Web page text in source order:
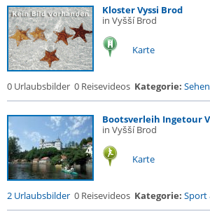
Kloster Vyssi Brod
in Vyšší Brod
Karte
0 Urlaubsbilder 0 Reisevideos Kategorie:
Bootsverleih Ingetour
in Vyšší Brod
Karte
2 Urlaubsbilder 0 Reisevideos Kategorie: Sport